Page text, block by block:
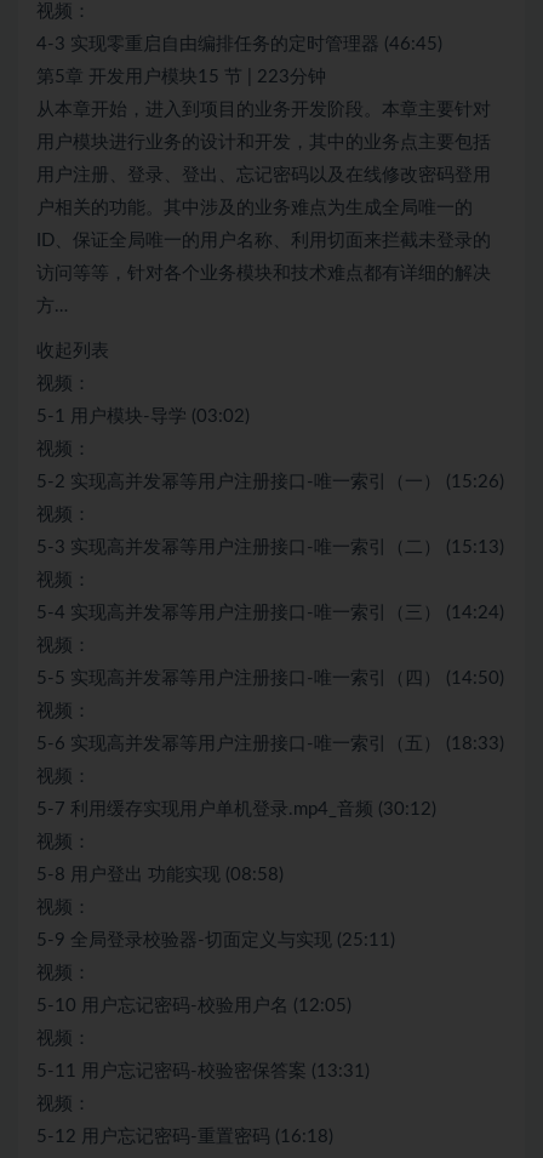
视频：
4-3 实现零重启自由编排任务的定时管理器 (46:45)
第5章 开发用户模块15 节 | 223分钟
从本章开始，进入到项目的业务开发阶段。本章主要针对
用户模块进行业务的设计和开发，其中的业务点主要包括
用户注册、登录、登出、忘记密码以及在线修改密码登用
户相关的功能。其中涉及的业务难点为生成全局唯一的
ID、保证全局唯一的用户名称、利用切面来拦截未登录的
访问等等，针对各个业务模块和技术难点都有详细的解决
方…
收起列表
视频：
5-1 用户模块-导学 (03:02)
视频：
5-2 实现高并发幂等用户注册接口-唯一索引（一） (15:26)
视频：
5-3 实现高并发幂等用户注册接口-唯一索引（二） (15:13)
视频：
5-4 实现高并发幂等用户注册接口-唯一索引（三） (14:24)
视频：
5-5 实现高并发幂等用户注册接口-唯一索引（四） (14:50)
视频：
5-6 实现高并发幂等用户注册接口-唯一索引（五） (18:33)
视频：
5-7 利用缓存实现用户单机登录.mp4_音频 (30:12)
视频：
5-8 用户登出 功能实现 (08:58)
视频：
5-9 全局登录校验器-切面定义与实现 (25:11)
视频：
5-10 用户忘记密码-校验用户名 (12:05)
视频：
5-11 用户忘记密码-校验密保答案 (13:31)
视频：
5-12 用户忘记密码-重置密码 (16:18)